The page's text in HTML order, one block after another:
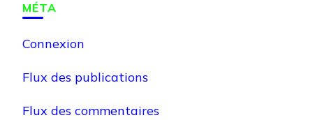
MÉTA
Connexion
Flux des publications
Flux des commentaires